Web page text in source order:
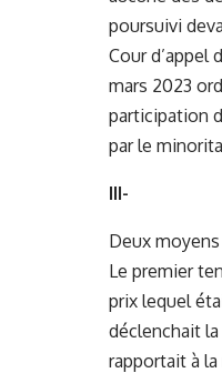
poursuivi
Cour d’appel
mars 2023
participation
par le
III-
Deux
Le premier
prix lequel
déclenchait
rapportait à